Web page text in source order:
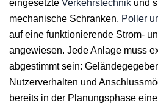
eingesetzte Verkehrstechnik und
mechanische Schranken, Poller
auf eine funktionierende Strom-
angewiesen. Jede Anlage muss
abgestimmt sein:
Nutzerverhalten und
bereits in der Planungsphase